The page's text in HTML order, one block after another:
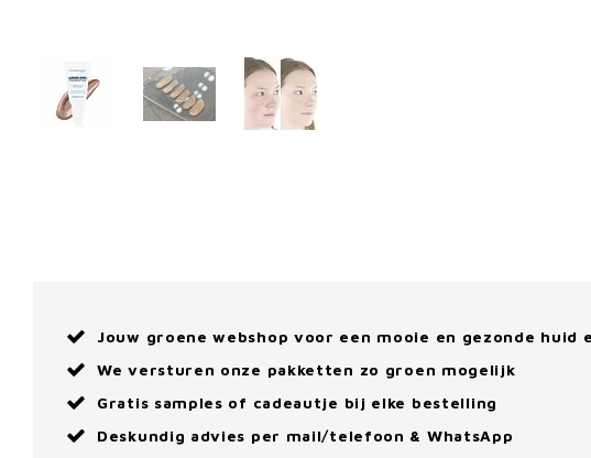
Jouw groene webshop voor een mooie en gezonde huid
We versturen onze pakketten zo groen mogelijk
Gratis samples of cadeautje bij elke bestelling
Deskundig advies per mail/telefoon & WhatsApp